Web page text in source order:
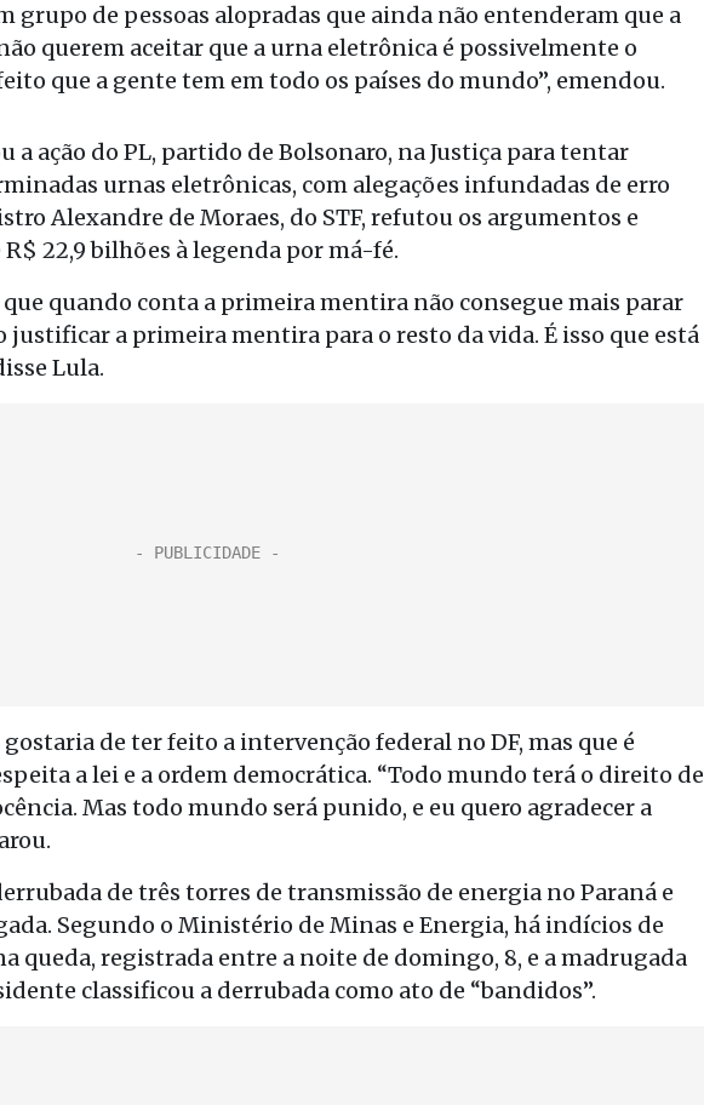
grupo de pessoas alopradas que ainda não entenderam que a
querem aceitar que a urna eletrônica é possivelmente o
que a gente tem em todo os países do mundo”, emendou.
a ação do PL, partido de Bolsonaro, na Justiça para tentar
urnas eletrônicas, com alegações infundadas de erro
Alexandre de Moraes, do STF, refutou os argumentos e
22,9 bilhões à legenda por má-fé.
quando conta a primeira mentira não consegue mais parar
justificar a primeira mentira para o resto da vida. É isso que está
Lula.
de ter feito a intervenção federal no DF, mas que é
a lei e a ordem democrática. “Todo mundo terá o direito de
Mas todo mundo será punido, e eu quero agradecer a
de três torres de transmissão de energia no Paraná e
Segundo o Ministério de Minas e Energia, há indícios de
queda, registrada entre a noite de domingo, 8, e a madrugada
classificou a derrubada como ato de “bandidos”.